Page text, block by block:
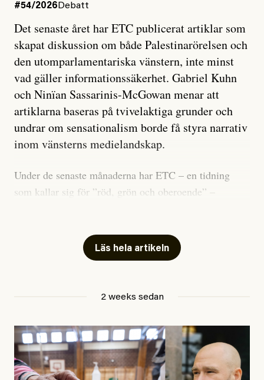
#54/2026 Debatt
Det senaste året har ETC publicerat artiklar som
skapat diskussion om både Palestinarörelsen och
den utomparlamentariska vänstern, inte minst
vad gäller informationssäkerhet. Gabriel Kuhn
och Ninïan Sassarinis-McGowan menar att
artiklarna baseras på tvivelaktiga grunder och
undrar om sensationalism borde få styra narrativ
inom vänsterns medielandskap.
Under de senaste månaderna har ETC – en tidning
som kallar sig för ”röd, grön och oberoende” –
skriver för? Vad betyder det att vara en ”röd, grön och
oberoende” tidning? Och vad är egentligen bra
utpekas som israelisk infiltratör”. Enligt ingressen
handlar artikeln om en person vars ”bakgrund skapar
splittring och oro i rörelsen”. Problemet är att artikeln
Läs hela artikeln
2 weeks sedan